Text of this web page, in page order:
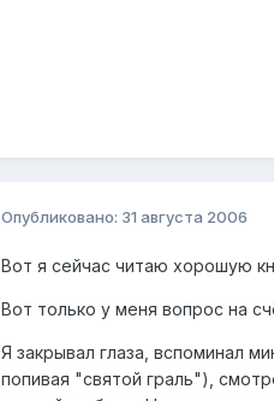
Опубликовано: 31 августа 2006
Вот я сейчас читаю хорошую
Вот только у меня вопрос на
Я закрывал глаза, вспоминал
попивая "святой граль"),